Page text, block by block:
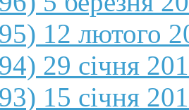
12 лютого
29 січня
15 січня